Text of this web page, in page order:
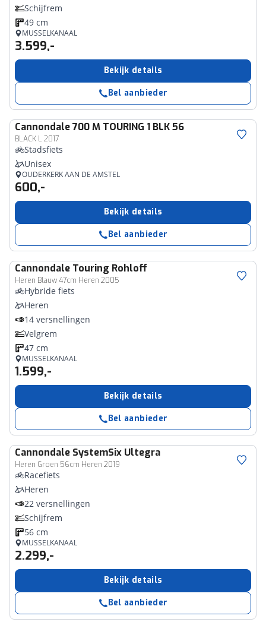
Schijfrem
49 cm
MUSSELKANAAL
3.599,-
Bekijk details
Bel aanbieder
Cannondale700 M TOURING 1 BLK 56
BLACK L 2017
Stadsfiets
Unisex
OUDERKERK AAN DE AMSTEL
600,-
Bekijk details
Bel aanbieder
Cannondale Touring Rohloff
Heren Blauw 47cm Heren 2005
Hybride fiets
Heren
14 versnellingen
Velgrem
47 cm
MUSSELKANAAL
1.599,-
Bekijk details
Bel aanbieder
Cannondale SystemSix Ultegra
Heren Groen 56cm Heren 2019
Racefiets
Heren
22 versnellingen
Schijfrem
56 cm
MUSSELKANAAL
2.299,-
Bekijk details
Bel aanbieder